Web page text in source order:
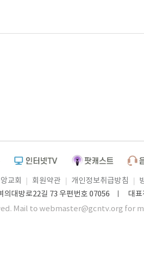
교회 회원약관 개인정보취급방침
의대방로22길 73 우편번호 07056 ㅣ 대
Mail to webmaster@gcntv.org for